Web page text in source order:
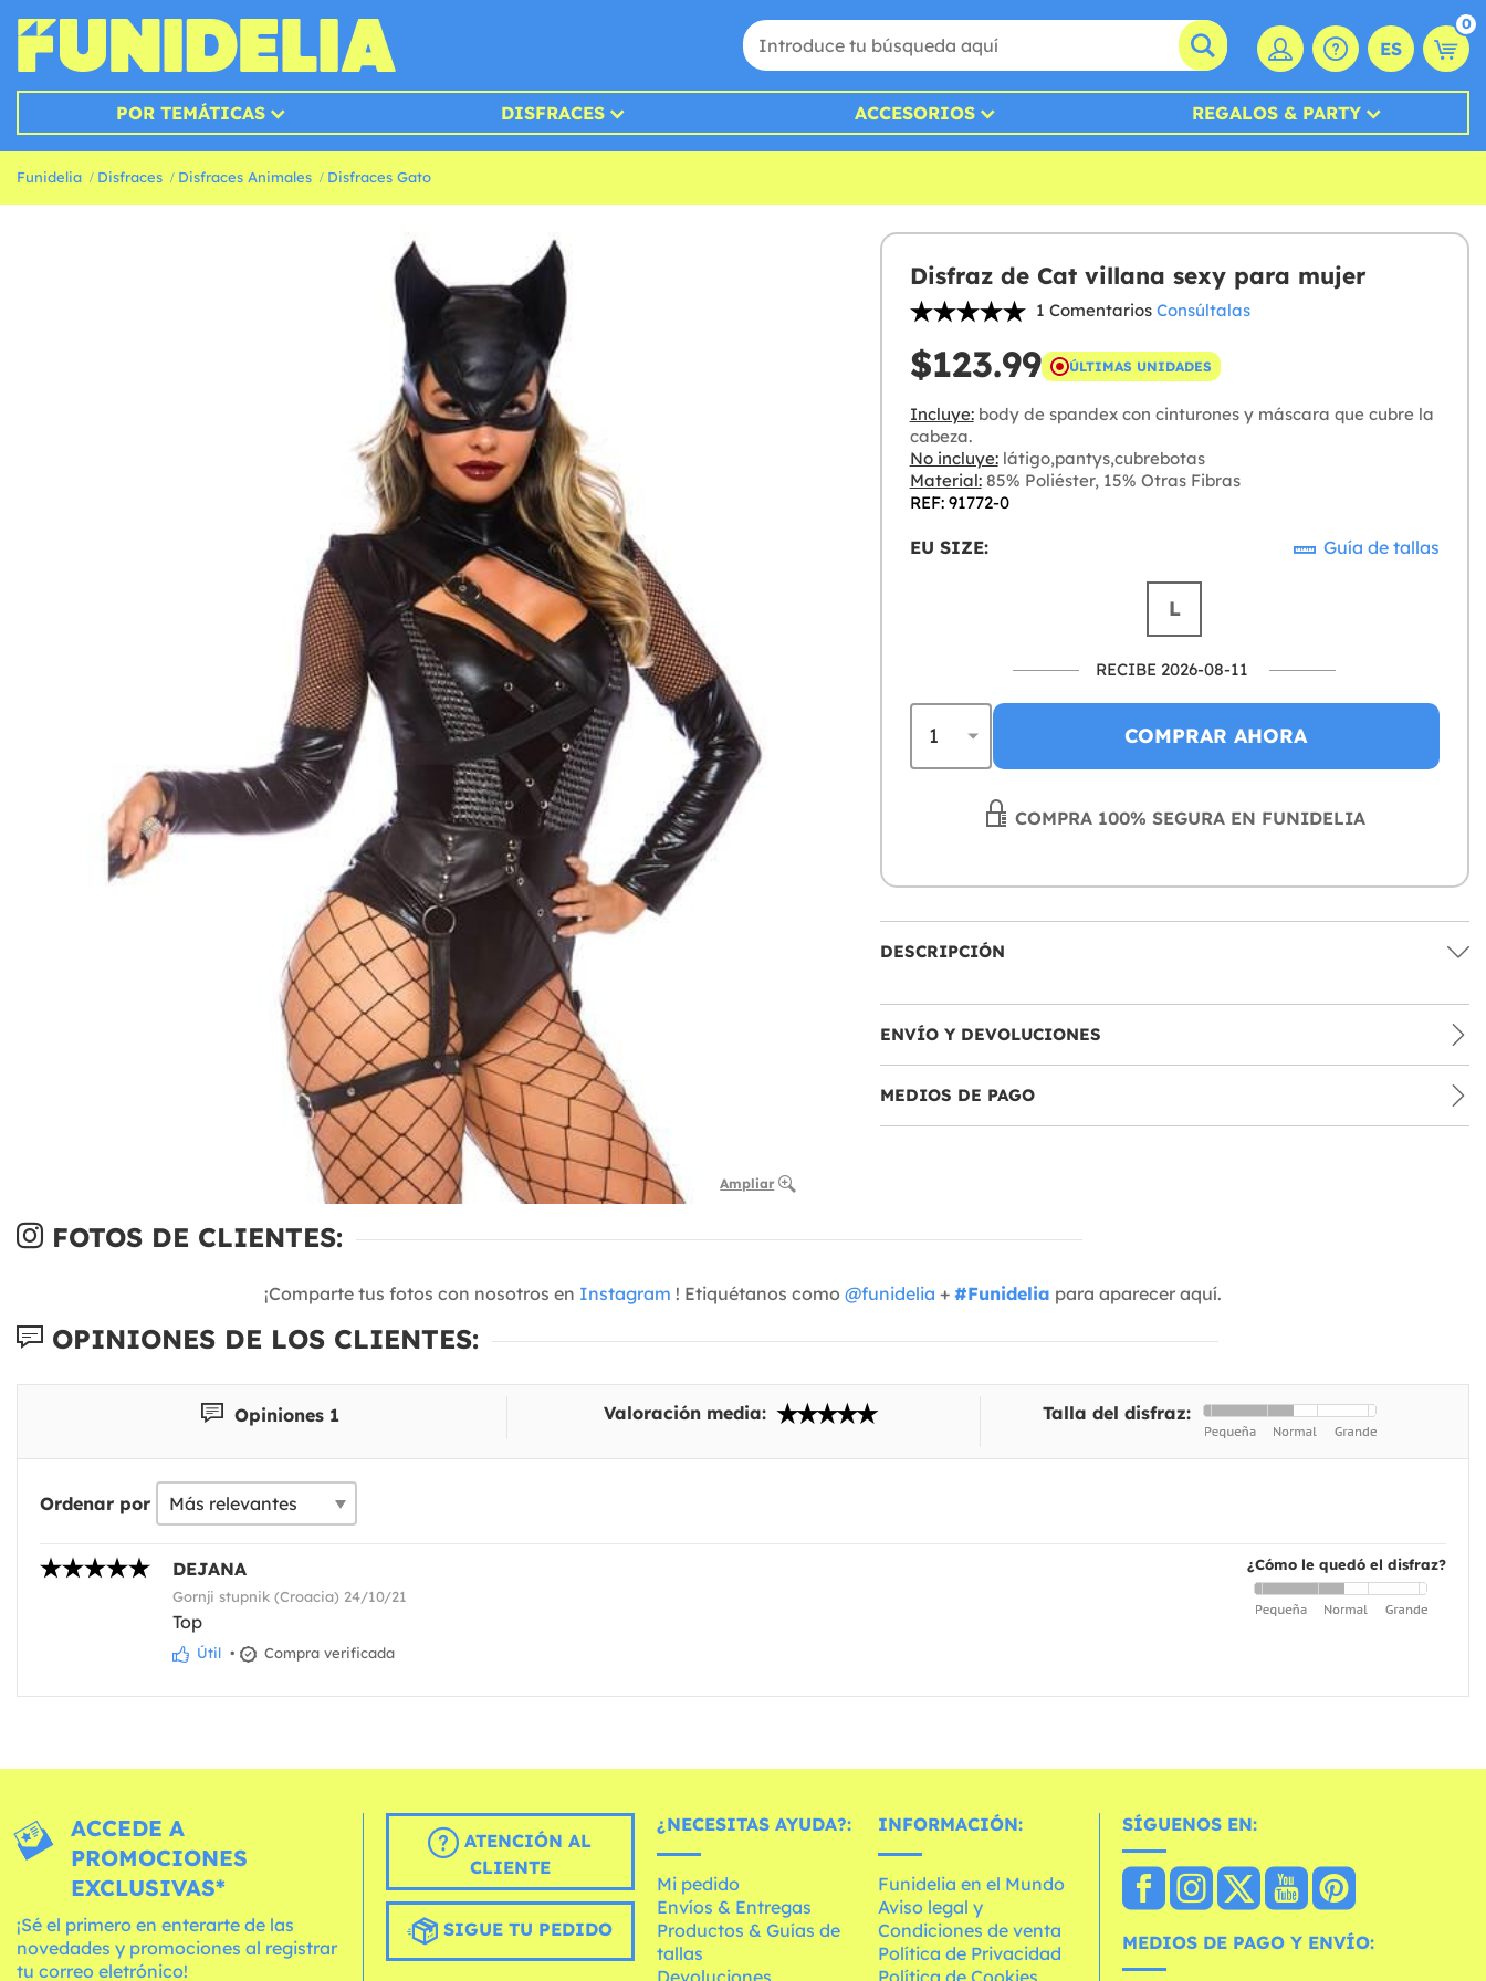
ES
0
POR TEMÁTICAS DISFRACES ACCESORIOS REGALOS & PARTY
Funidelia Disfraces Disfraces Animales Disfraces Gato
Ampliar
Disfraz de Cat villana sexy para mujer
1 Comentarios Consúltalas
$123.99 ÚLTIMAS UNIDADES
Incluye:body de spandex con cinturones y máscara que cubre la
cabeza.
No incluye:látigo,pantys,cubrebotas
Material:85% Poliéster, 15% Otras Fibras
REF: 91772-0
EU SIZE: Guía de tallas
L
RECIBE 2026-08-11
COMPRAR AHORA
COMPRA 100% SEGURA EN FUNIDELIA
DESCRIPCIÓN
ENVÍO Y DEVOLUCIONES
MEDIOS DE PAGO
FOTOS DE CLIENTES:
¡Comparte tus fotos con nosotros en Instagram ! Etiquétanos como @funidelia + #Funidelia para aparecer aquí.
OPINIONES DE LOS CLIENTES:
Opiniones 1 Valoración media: Talla del disfraz:
Ordenar por
¿Cómo le quedó el disfraz?
DEJANA
Gornji stupnik (Croacia) 24/10/21
Top
Útil • Compra verificada
ACCEDE A
PROMOCIONES
EXCLUSIVAS*
¡Sé el primero en enterarte de las
novedades y promociones al registrar
tu correo eletrónico!
ATENCIÓN AL
CLIENTE
SIGUE TU PEDIDO
¿NECESITAS AYUDA?:
Mi pedido
Envíos & Entregas
Productos & Guías de
tallas
Devoluciones
INFORMACIÓN:
Funidelia en el Mundo
Aviso legal y
Condiciones de venta
Política de Privacidad
Política de Cookies
SÍGUENOS EN:
MEDIOS DE PAGO Y ENVÍO: